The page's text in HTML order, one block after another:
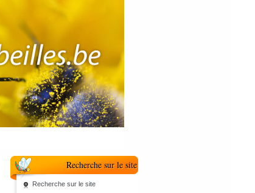
Recherche sur le site
Recherche sur le site